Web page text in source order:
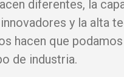
diferentes, la
y la alta
hacen que
de industria.